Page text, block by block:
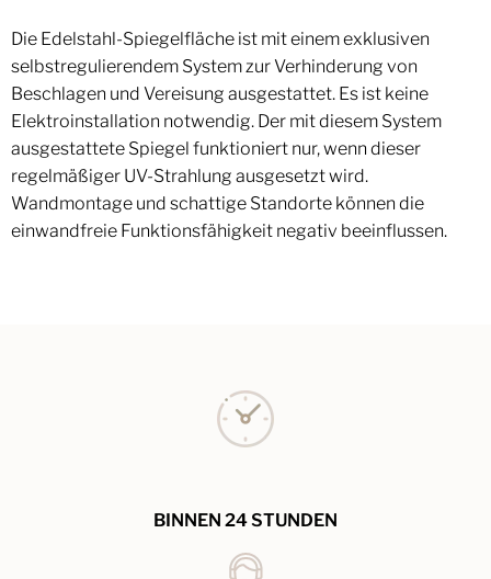
Die Edelstahl-Spiegelfläche ist mit einem exklusiven
selbstregulierendem System zur Verhinderung von
Beschlagen und Vereisung ausgestattet. Es ist keine
Elektroinstallation notwendig. Der mit diesem System
ausgestattete Spiegel funktioniert nur, wenn dieser
regelmäßiger UV-Strahlung ausgesetzt wird.
Wandmontage und schattige Standorte können die
einwandfreie Funktionsfähigkeit negativ beeinflussen.
BINNEN 24 STUNDEN